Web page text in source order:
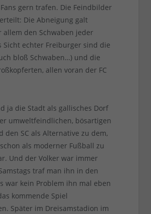
gern trafen. Die Feindbilder
Die Abneigung galt
allem den Schwaben jeder
Sicht echter Freiburger sind die
bloß Schwaben…) und die
allen voran der FC
ja die Stadt als gallisches Dorf
umweltfeindlichen, bösartigen
den SC als Alternative zu dem,
als moderner Fußball zu
Und der Volker war immer
traf man ihn in den
war kein Problem ihn mal eben
kommende Spiel
Später im Dreisamstadion im